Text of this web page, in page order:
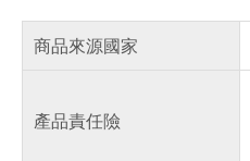
商品來源國家
產品責任險